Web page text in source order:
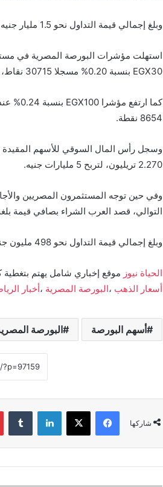
وبلغ إجمالي قيمة التداول نحو 1.5 مليار جنيه والكمية 514 مليون ورقة منفذة على 34.8 ألف عملية.
استهلت مؤشرات البورصة المصرية في
EGX30 بنسبة 0.20% مسجلا 30715 نقاط، والشريعة الإسلامية بنسبة 0.26% عند مستوى 3270 نقطة.
8654 نقطة.
2.270 تريليون، لتربح 5 مليارات جنيه.
التوالي، قصد العرب الشراء بصافي قيمة بلغت 317 مليون
وبلغ إجمالي قيمة التداول نحو 498 مليون جنيه والكمية 167 مليون ورقة منفذة على 7.4 ألف عملية.
الحياة نيوز موقع إخباري شامل يهتم بتغطية
أسعار الذهب ،البورصة المصرية ،أخبار
أسهم البورصة البورصة
شاركها
فيسبوك X لينكدإن